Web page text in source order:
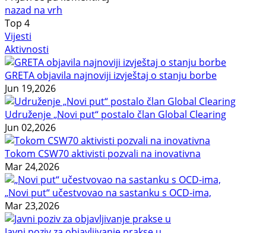
nazad na vrh
Top 4
Vijesti
Aktivnosti
GRETA objavila najnoviji izvještaj o stanju borbe
Jun 19,2026
Udruženje „Novi put“ postalo član Global Clearing
Jun 02,2026
Tokom CSW70 aktivisti pozvali na inovativna
Mar 24,2026
„Novi put“ učestvovao na sastanku s OCD-ima,
Mar 23,2026